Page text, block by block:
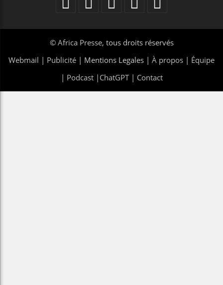
© Africa Presse, tous droits réservés
Webmail | Publicité | Mentions Legales | À propos | Équipe
| Podcast| ChatGPT| Contact